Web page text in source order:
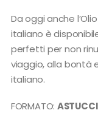
Da oggi anche
italiano è
perfetti per non
viaggio, alla bontà
italiano.
FORMATO: